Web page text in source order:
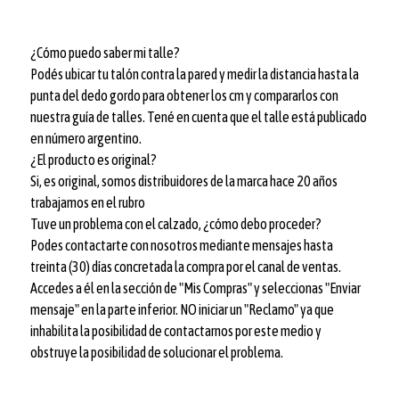
¿Cómo puedo saber mi talle?
Podés ubicar tu talón contra la pared y medir la distancia hasta la
punta del dedo gordo para obtener los cm y compararlos con
nuestra guía de talles. Tené en cuenta que el talle está publicado
en número argentino.
¿El producto es original?
Si, es original, somos distribuidores de la marca hace 20 años
trabajamos en el rubro
Tuve un problema con el calzado, ¿cómo debo proceder?
Podes contactarte con nosotros mediante mensajes hasta
treinta (30) días concretada la compra por el canal de ventas.
Accedes a él en la sección de "Mis Compras" y seleccionas "Enviar
mensaje" en la parte inferior. NO iniciar un "Reclamo" ya que
inhabilita la posibilidad de contactarnos por este medio y
obstruye la posibilidad de solucionar el problema.